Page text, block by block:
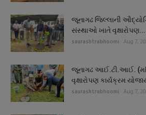
જૂનાગઢ જિલ્લાની
સંસ્થાઓ ખાતે વૃક્ષારોપણ...
saurashtrabhoomi Aug 7,
જૂનાગઢ આઈ.ટી.આઈ.
વૃક્ષારોપણ કાર્યક્રમ
saurashtrabhoomi Aug 7,